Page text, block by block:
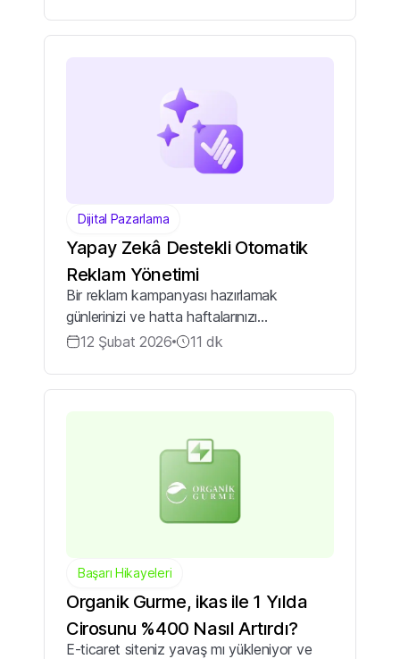
Dijital Pazarlama
Yapay Zekâ Destekli Otomatik
Reklam Yönetimi
Bir reklam kampanyası hazırlamak
günlerinizi ve hatta haftalarınızı
alabilmektedir. Görseller, metinler, hedef
12 Şubat 2026 11 dk
Başarı Hikayeleri
Organik Gurme, ikas ile 1 Yılda
Cirosunu %400 Nasıl Artırdı?
E-ticaret siteniz yavaş mı yükleniyor ve